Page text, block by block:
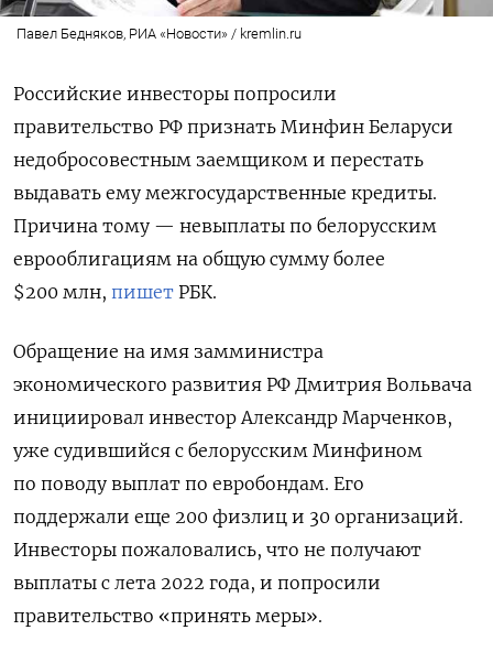
Павел Бедняков, РИА «Новости» / kremlin.ru
Российские инвесторы попросили
правительство РФ признать Минфин Беларуси
недобросовестным заемщиком и перестать
выдавать ему межгосударственные кредиты.
Причина тому — невыплаты по белорусским
еврооблигациям на общую сумму более
$200 млн, пишет РБК.
Обращение на имя замминистра
экономического развития РФ Дмитрия Вольвача
инициировал инвестор Александр Марченков,
уже судившийся с белорусским Минфином
по поводу выплат по евробондам. Его
поддержали еще 200 физлиц и 30 организаций.
Инвесторы пожаловались, что не получают
выплаты с лета 2022 года, и попросили
правительство «принять меры».